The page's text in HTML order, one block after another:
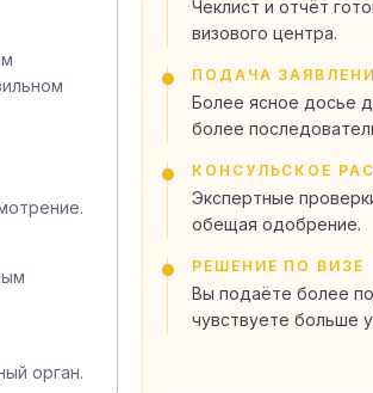
орган.
Чеклист и отчёт
визового центра.
ПОДАЧА
Более ясное досье
более
КОНСУЛЬСКОЕ
Экспертные
обещая одобрение.
РЕШЕНИЕ ПО ВИЗЕ
Вы подаёте более
чувствуете больше